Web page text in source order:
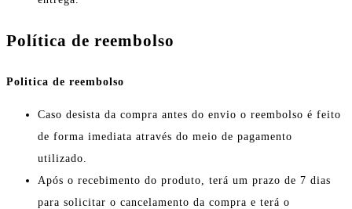
Política de reembolso
Politica de reembolso
Caso desista da compra antes do envio o reembolso é feito
de forma imediata através do meio de pagamento
utilizado.
Após o recebimento do produto, terá um prazo de 7 dias
para solicitar o cancelamento da compra e terá o